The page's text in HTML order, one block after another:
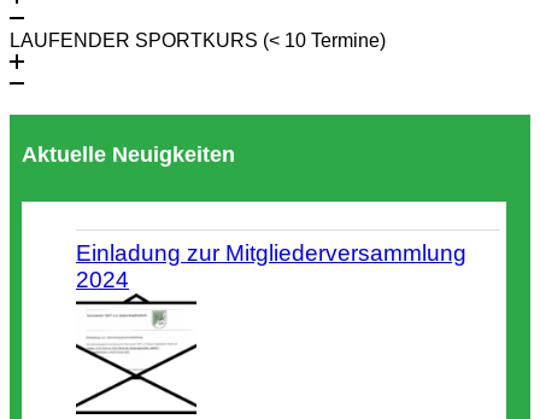
LAUFENDER SPORTKURS (< 10 Termine)
Aktuelle Neuigkeiten
Einladung zur Mitgliederversammlung
2024